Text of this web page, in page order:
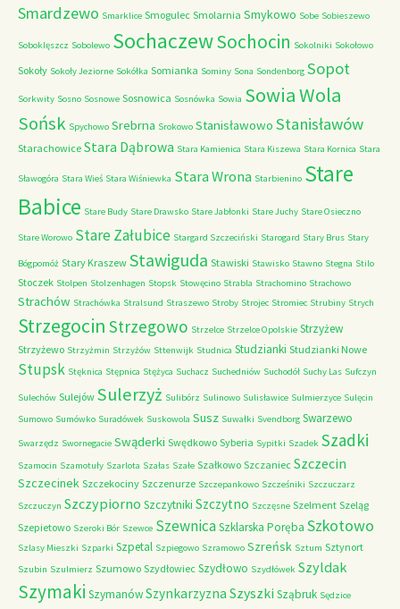
Smardzewo Smarklice Smogulec Smolarnia Smykowo Sobe Sobieszewo
Soboklęszcz Sobolewo SochaczewSochocin Sokolniki Sokołowo
Sokoły Sokoły Jeziorne Sokółka Somianka Sominy Sona Sondenborg Sopot
Sorkwity Sosno Sosnowe Sosnowica Sosnówka Sowia Sowia Wola
Sońsk Spychowo Srebrna Srokowo Stanisławowo Stanisławów
Starachowice Stara Dąbrowa Stara Kamienica Stara Kiszewa Stara Kornica Stara
Sławogóra Stara Wieś Stara Wiśniewka Stara Wrona Starbienino Stare
Babice Stare Budy Stare Drawsko Stare Jabłonki Stare Juchy Stare Osieczno
Stare Worowo Stare Załubice Stargard Szczeciński Starogard Stary Brus Stary
Bógpomóż Stary Kraszew Stawiguda Stawiski Stawisko Stawno Stegna Stilo
Stoczek Stolpen Stolzenhagen Stopsk Stowęcino Strabla Strachomino Strachowo
Strachów Strachówka Stralsund Straszewo Stroby Strojec Stromiec Strubiny Strych
Strzegocin Strzegowo Strzelce Strzelce Opolskie Strzyżew
Strzyżewo Strzyżmin Strzyżów Sttenwijk Studnica Studzianki Studzianki Nowe
Stupsk Stęknica Stępnica Stężyca Suchacz Suchedniów Suchodół Suchy Las Sufczyn
Sulechów Sulejów Sulerzyż Sulibórz Sulinowo Sulisławice Sulmierzyce Sulęcin
Sumowo Sumówko Suradówek Suskowola Susz Suwałki Svendborg Swarzewo
Swarzędz Swornegacie Swąderki Swędkowo Syberia Sypitki Szadek Szadki
Szamocin Szamotuły Szarlota Szałas Szałe Szałkowo Szczaniec Szczecin
Szczecinek Szczekociny Szczenurze Szczepankowo Szcześniki Szczuczarz
Szczuczyn Szczypiorno Szczytniki Szczytno Szczęsne Szelment Szeląg
Szepietowo Szeroki Bór Szewce SzewnicaSzklarska Poręba Szkotowo
Szlasy Mieszki Szparki Szpetal Szpiegowo Szramowo Szreńsk Sztum Sztynort
Szubin Szulmierz Szumowo Szydłowiec Szydłowo Szydłówek Szyldak
Szymaki SzymanówSzynkarzyzna Szyszki Sząbruk Sędzice